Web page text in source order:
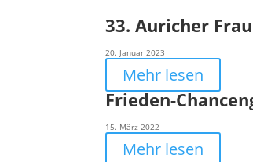
33. Auricher
20. Januar 2023
Mehr lesen
Frieden-
15. März 2022
Mehr lesen